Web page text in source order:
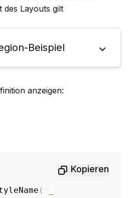
des Layouts gilt
Beispiel
anzeigen:
Kopieren
(